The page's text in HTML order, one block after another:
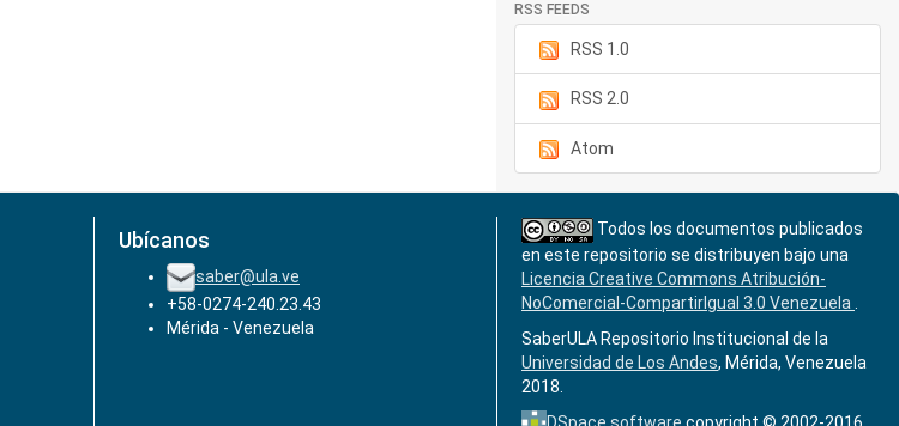
RSS FEEDS
RSS 1.0
RSS 2.0
Atom
Ubícanos
saber@ula.ve
+58-0274-240.23.43
Mérida - Venezuela
Todos los documentos publicados
en este repositorio se distribuyen bajo una
Licencia Creative Commons Atribución-
NoComercial-CompartirIgual 3.0 Venezuela
SaberULA Repositorio Institucional de la
Universidad de Los Andes, Mérida, Venezuela
2018.
DSpace software copyright © 2002-2016